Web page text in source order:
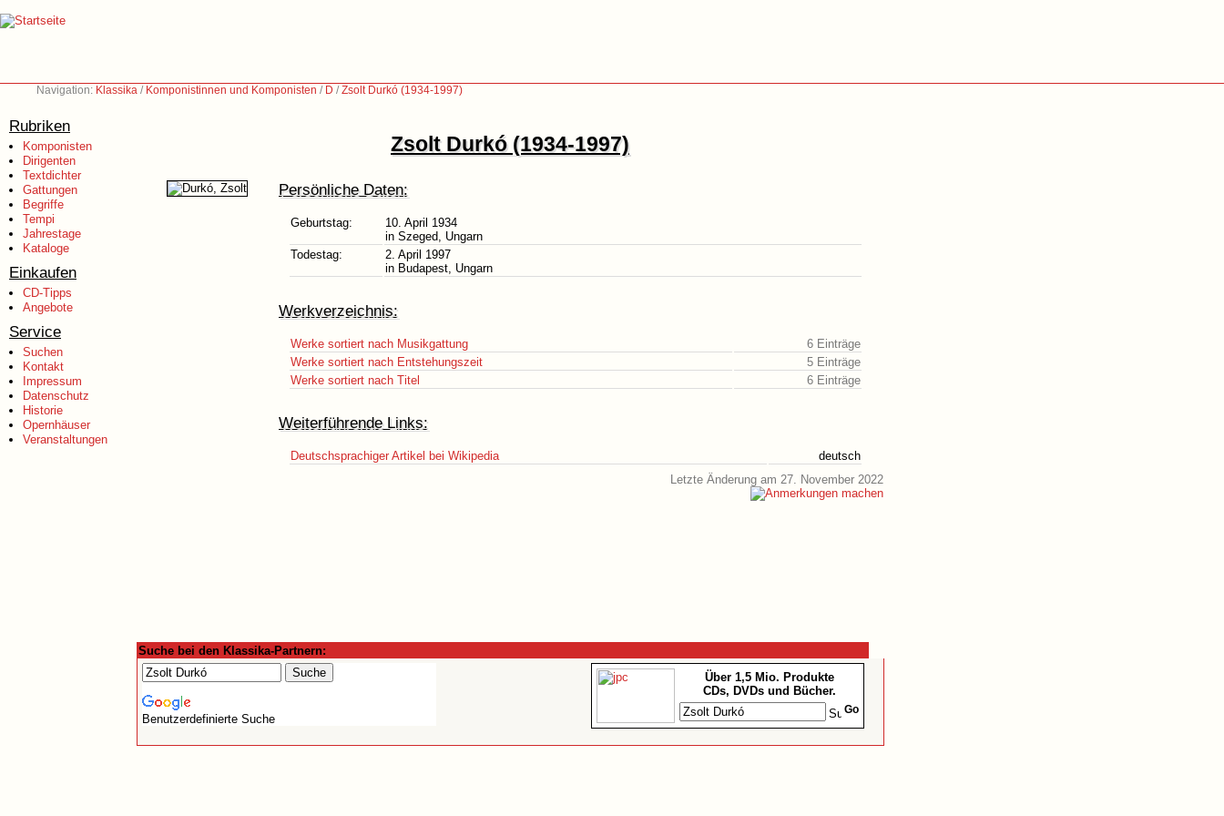
Navigation: Klassika / Komponistinnen und Komponisten / D /Zsolt Durkó (1934-1997)
Rubriken
Komponisten
Dirigenten
Textdichter
Gattungen
Begriffe
Tempi
Jahrestage
Kataloge
Einkaufen
CD-Tipps
Angebote
Service
Suchen
Kontakt
Impressum
Datenschutz
Historie
Opernhäuser
Veranstaltungen
Zsolt Durkó (1934-1997)
Persönliche Daten:
Geburtstag:
10. April 1934
in Szeged, Ungarn
Todestag:
2. April 1997
in Budapest, Ungarn
Werkverzeichnis:
Werke sortiert nach Musikgattung
6 Einträge
Werke sortiert nach Entstehungszeit
5 Einträge
Werke sortiert nach Titel
6 Einträge
Weiterführende Links:
Deutschsprachiger Artikel bei Wikipedia
deutsch
Letzte Änderung am 27. November 2022
Suche bei den Klassika-Partnern:
Benutzerdefinierte Suche
Über 1,5 Mio. Produkte
CDs, DVDs und Bücher.
Go